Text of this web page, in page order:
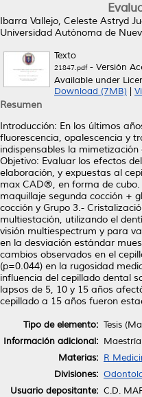
Ibarra Vallejo, Celeste Astryd
Universidad Autónoma de
Texto
21847.pdf- Versión
Available under
Download (7MB)
Resumen
Introducción: En los últimos
fluorescencia, opalescencia y
indispensables la
Objetivo: Evaluar los efectos
elaboración, y expuestas al
max CAD®, en forma de cubo.
maquillaje segunda cocción +
cocción y Grupo 3.-
multiestación, utilizando el
visión multiespectrum y para
en la desviación estándar
cambios observados en el
(p=0.044) en la rugosidad
influencia del cepillado dental
lapsos de 5, 10 y 15 años
cepillado a 15 años fueron
Tipo de elemento: Tesis
Información adicional:
Materias: R
Divisiones:
Usuario depositante: C.D.